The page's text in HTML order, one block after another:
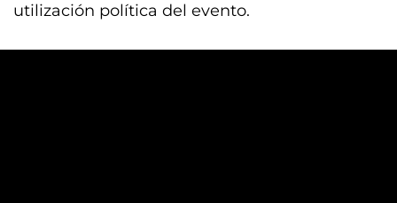
utilización política del evento.